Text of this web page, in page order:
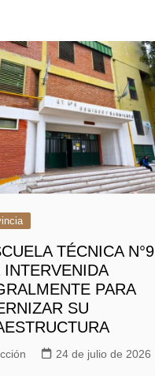
TÉCNICA N°9
INTERVENIDA
PARA
SU
24 de julio de 2026